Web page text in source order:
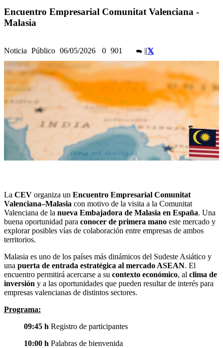
Encuentro Empresarial Comunitat Valenciana -
Malasia
Noticia Público 06/05/2026 0 901
La CEV organiza un Encuentro Empresarial Comunitat
Valenciana–Malasia con motivo de la visita a la Comunitat
Valenciana de la nueva Embajadora de Malasia en España. Una
buena oportunidad para conocer de primera mano este mercado y
explorar posibles vías de colaboración entre empresas de ambos
territorios.
Malasia es uno de los países más dinámicos del Sudeste Asiático y
una puerta de entrada estratégica al mercado ASEAN. El
encuentro permitirá acercarse a su contexto económico, al clima de
inversión y a las oportunidades que pueden resultar de interés para
empresas valencianas de distintos sectores.
Programa:
09:45 h Registro de participantes
10:00 h Palabras de bienvenida